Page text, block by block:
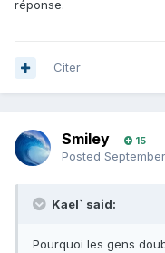
réponse.
Citer
Smiley 15
Posted
Kael` said:
Pourquoi les gens